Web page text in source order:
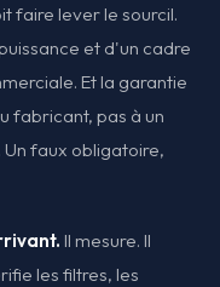
faire lever le sourcil.
et d'un cadre
Et la garantie
fabricant, pas à un
Un faux obligatoire,
Il mesure. Il
les filtres, les